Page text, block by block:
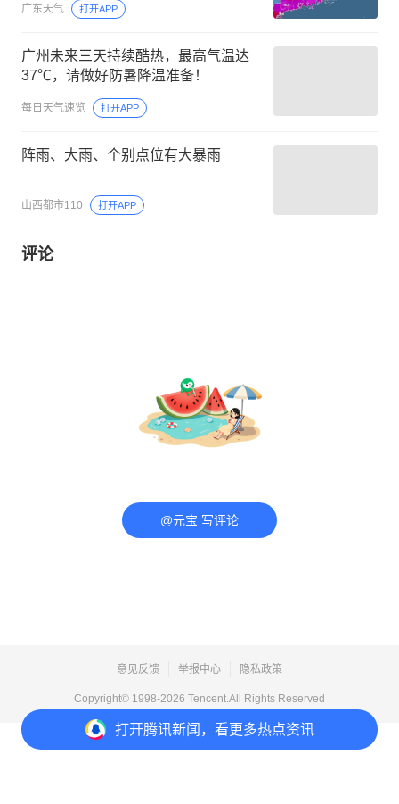
打开腾讯新闻，看更多热点资讯
广东天气 打开APP
广州未来三天持续酷热，最高气温达
37℃，请做好防暑降温准备！
每日天气速览 打开APP
阵雨、大雨、个别点位有大暴雨
山西都市110 打开APP
评论
@元宝 写评论
意见反馈 举报中心 隐私政策
Copyright© 1998-2026 Tencent.All Rights Reserved